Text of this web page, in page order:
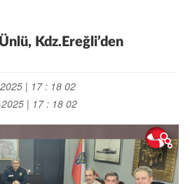
Kdz.Ereğli’den
| 17 : 18 02
| 17 : 18 02